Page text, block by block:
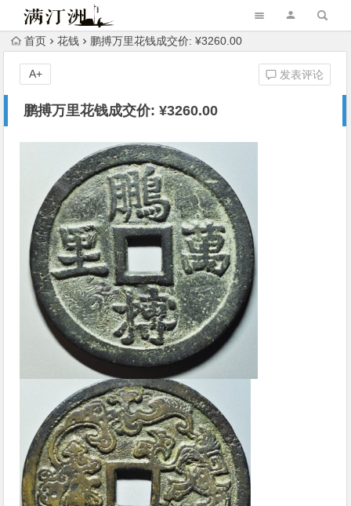
首页 花钱 鹏搏万里花钱成交价: ¥3260.00
鹏搏万里花钱成交价: ¥3260.00
发表评论
A+